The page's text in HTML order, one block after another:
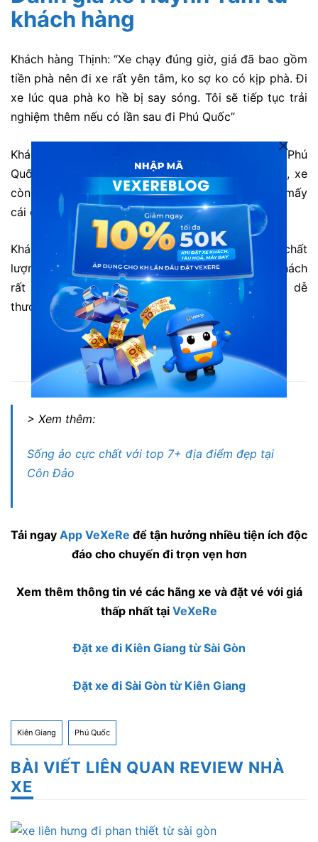
khách hàng
Khách hàng Thịnh: “Xe chạy đúng giờ, giá đã bao gồm
tiền phà nên đi xe rất yên tâm, ko sợ ko có kịp phà. Đi
xe lúc qua phà ko hề bị say sóng. Tôi sẽ tiếp tục trải
nghiệm thêm nếu có lần sau đi Phú Quốc”
Khách hàng An: “Là xe mình thích đi nhất khi ra Phú
Quốc chơi, tại xe này rất sạch sẽ và phục vụ tốt, xe
còn mới và hay tu sửa. Có lần thấy tấm màn bị hư mấy
cái chấu đẩy bữa sau về lại là thấy thay rồi.”
Khách hàng Phúc: “Đặt trên VeXeRe rất nhanh. Xe chất
lượng khá tốt, chạy êm. Tài xế nói chuyện với khách
rất lịch sự. Nhân viên tổng đài nói chuyện cũng dễ
thương nữa. Lần sau nhất định ủng hộ Huỳnh Tâm.”
Nội thất xe Huỳnh Tâm đi Phú Quốc
> Xem thêm:
Sống ảo cực chất với top 7+ địa điểm đẹp tại
Côn Đảo
Tải ngay App VeXeRe để tận hưởng nhiều tiện ích độc
đáo cho chuyến đi trọn vẹn hơn
Xem thêm thông tin vé các hãng xe và đặt vé với giá
thấp nhất tại VeXeRe
Đặt xe đi Kiên Giang từ Sài Gòn
Đặt xe đi Sài Gòn từ Kiên Giang
Kiên Giang Phú Quốc
BÀI VIẾT LIÊN QUAN REVIEW NHÀ
XE